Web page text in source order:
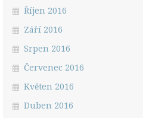
Říjen 2016
Září 2016
Srpen 2016
Červenec 2016
Květen 2016
Duben 2016